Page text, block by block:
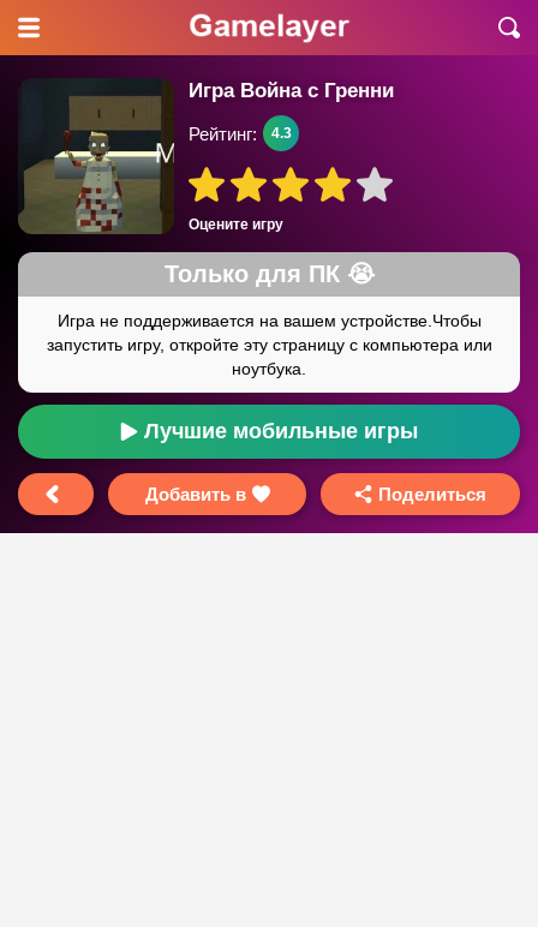
Игра Война с Гренни
Оцените игру
Рейтинг: 4.3
Лучшие мобильные игры
Добавить в Поделиться